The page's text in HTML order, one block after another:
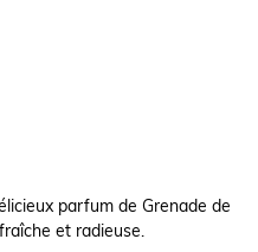
parfum de Grenade de
et radieuse.